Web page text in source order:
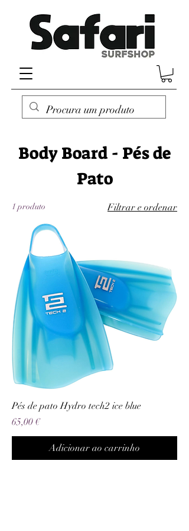
Body Board - Pés de
Pato
1 produto Filtrar e ordenar
Pés de pato Hydro tech2 ice blue
Preço
65,00 €
Adicionar ao carrinho